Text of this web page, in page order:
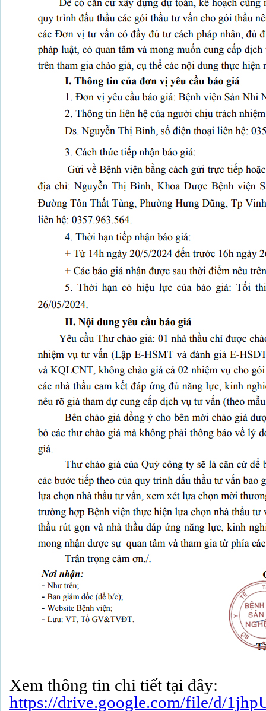
Xem thông tin chi tiết tại đây:
https://drive.google.com/file/d/